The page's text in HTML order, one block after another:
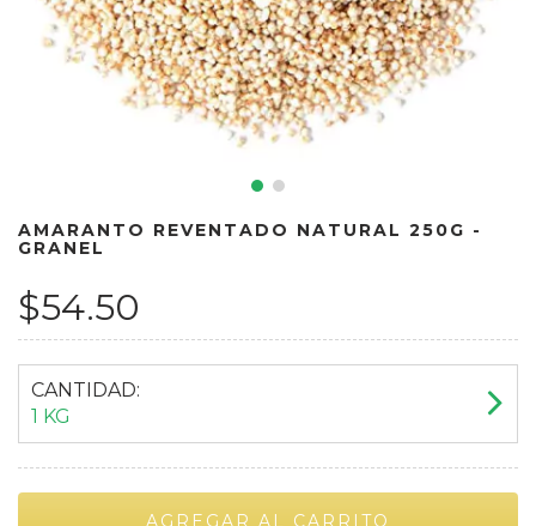
AMARANTO REVENTADO NATURAL 250G -
GRANEL
$54.50
CANTIDAD:
1 KG